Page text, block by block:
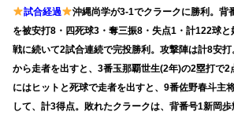
試合経過
沖縄尚学が3-1でクラークに勝利。背
を被安打8・四死球3・奪三振8・失点1・計122球
戦に続いて2試合連続で完投勝利。攻撃陣は計8安
から走者を出すと、3番玉那覇世生(2年)の2塁打で
にはヒットと死球で走者を出すと、9番佐野春斗主
して、計3得点。敗れたクラークは、背番号1新岡